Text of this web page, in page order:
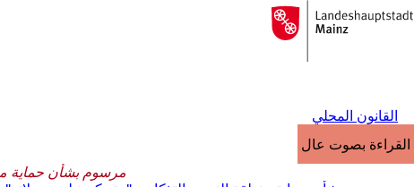
الانتقال إلى المحتوى
إلى
الصفحة
القانون المحلي
القراءة بصوت عالٍ
مرسوم بشأن حماية